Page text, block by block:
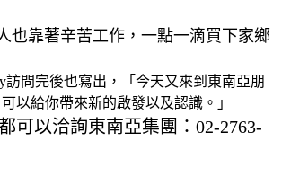
也靠著辛苦工作，一點一滴買下家鄉
問完後也寫出，「今天又來到東南亞朋
以給你帶來新的啟發以及認識。」
可以洽詢東南亞集團：02-2763-